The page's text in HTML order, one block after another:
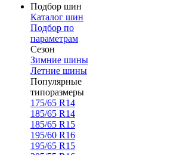
Подбор шин
Каталог шин
Подбор по
параметрам
Сезон
Зимние шины
Летние шины
Популярные
типоразмеры
175/65 R14
185/65 R14
185/65 R15
195/60 R16
195/65 R15